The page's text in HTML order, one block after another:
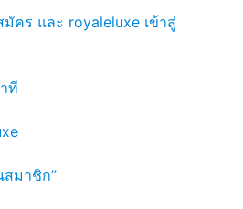
คร และ royaleluxe เข้าสู่
ที
สมาชิก”